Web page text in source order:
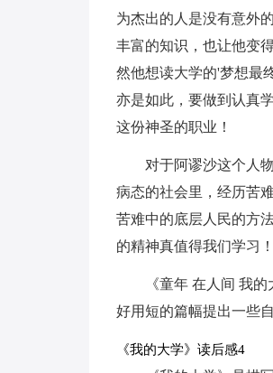
为杰出的人是没有意外
丰富的知识，也让他变
然他想读大学的'梦想最
亦是如此，要做到认真
这份神圣的职业！
对于阿谬沙这个人
病态的社会里，经历苦
苦难中的底层人民的方
的精神真值得我们学习！
《童年 在人间 我
好用短的篇幅提出一些
《我的大学》读后感4